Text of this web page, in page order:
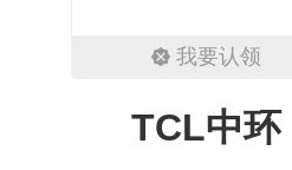
我要认领
TCL中环